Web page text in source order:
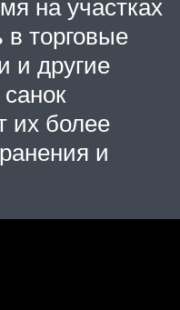
на участках
в торговые
и другие
их более
и